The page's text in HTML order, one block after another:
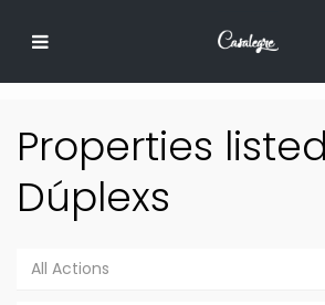
Properties
Dúplexs
All Actions